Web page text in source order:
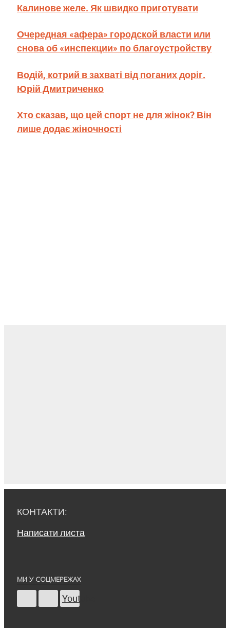
Калинове желе. Як швидко приготувати
Очередная «афера» городской власти или
снова об «инспекции» по благоустройству
Водій, котрий в захваті від поганих доріг.
Юрій Дмитриченко
Хто сказав, що цей спорт не для жінок? Він
лише додає жіночності
КОНТАКТИ:
Написати листа
МИ У СОЦМЕРЕЖАХ
Youtube